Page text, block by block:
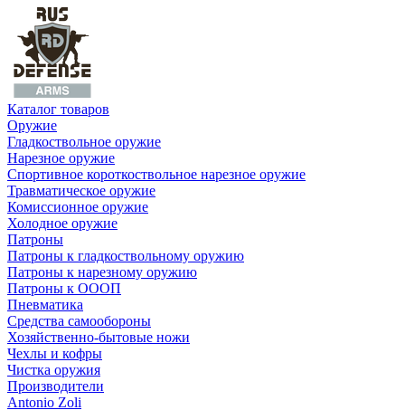
Каталог товаров
Оружие
Гладкоствольное оружие
Нарезное оружие
Спортивное короткоствольное нарезное оружие
Травматическое оружие
Комиссионное оружие
Холодное оружие
Патроны
Патроны к гладкоствольному оружию
Патроны к нарезному оружию
Патроны к ОООП
Пневматика
Средства самообороны
Хозяйственно-бытовые ножи
Чехлы и кофры
Чистка оружия
Производители
Antonio Zoli